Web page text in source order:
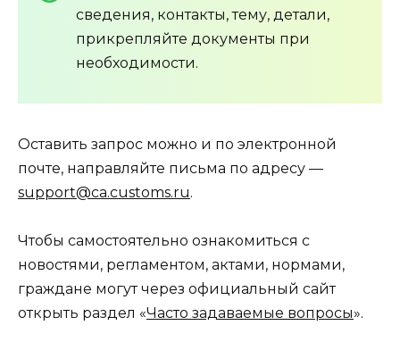
сведения, контакты, тему, детали,
прикрепляйте документы при
необходимости.
Оставить запрос можно и по электронной
почте, направляйте письма по адресу —
support@ca.customs.ru.
Чтобы самостоятельно ознакомиться с
новостями, регламентом, актами, нормами,
граждане могут через официальный сайт
открыть раздел «Часто задаваемые вопросы».